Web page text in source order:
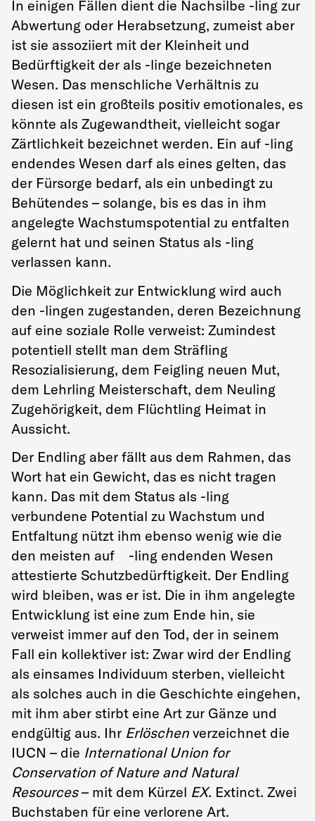
In einigen Fällen dient die Nachsilbe -ling zur
Abwertung oder Herabsetzung, zumeist aber
ist sie assoziiert mit der Kleinheit und
Bedürftigkeit der als -linge bezeichneten
Wesen. Das menschliche Verhältnis zu
diesen ist ein großteils positiv emotionales, es
könnte als Zugewandtheit, vielleicht sogar
Zärtlichkeit bezeichnet werden. Ein auf -ling
endendes Wesen darf als eines gelten, das
der Fürsorge bedarf, als ein unbedingt zu
Behütendes – solange, bis es das in ihm
angelegte Wachstumspotential zu entfalten
gelernt hat und seinen Status als -ling
verlassen kann.
Die Möglichkeit zur Entwicklung wird auch
den -lingen zugestanden, deren Bezeichnung
auf eine soziale Rolle verweist: Zumindest
potentiell stellt man dem Sträfling
Resozialisierung, dem Feigling neuen Mut,
dem Lehrling Meisterschaft, dem Neuling
Zugehörigkeit, dem Flüchtling Heimat in
Aussicht.
Der Endling aber fällt aus dem Rahmen, das
Wort hat ein Gewicht, das es nicht tragen
kann. Das mit dem Status als -ling
verbundene Potential zu Wachstum und
Entfaltung nützt ihm ebenso wenig wie die
den meisten auf -ling endenden Wesen
attestierte Schutzbedürftigkeit. Der Endling
wird bleiben, was er ist. Die in ihm angelegte
Entwicklung ist eine zum Ende hin, sie
verweist immer auf den Tod, der in seinem
Fall ein kollektiver ist: Zwar wird der Endling
als einsames Individuum sterben, vielleicht
als solches auch in die Geschichte eingehen,
mit ihm aber stirbt eine Art zur Gänze und
endgültig aus. Ihr Erlöschen verzeichnet die
IUCN – die International Union for
Conservation of Nature and Natural
Resources– mit dem Kürzel EX. Extinct. Zwei
Buchstaben für eine verlorene Art.